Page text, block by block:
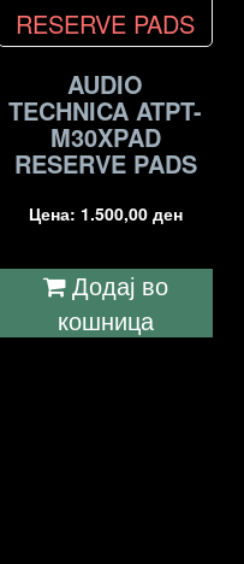
AUDIO
TECHNICA ATPT-
M30XPAD
RESERVE PADS
Цена: 1.500,00 ден
Додај во
кошница